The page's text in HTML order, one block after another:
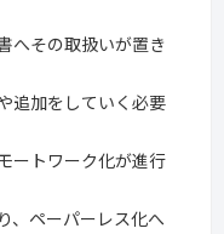
へその取扱いが置き
追加をしていく必要
ートワーク化が進行
、ペーパーレス化へ